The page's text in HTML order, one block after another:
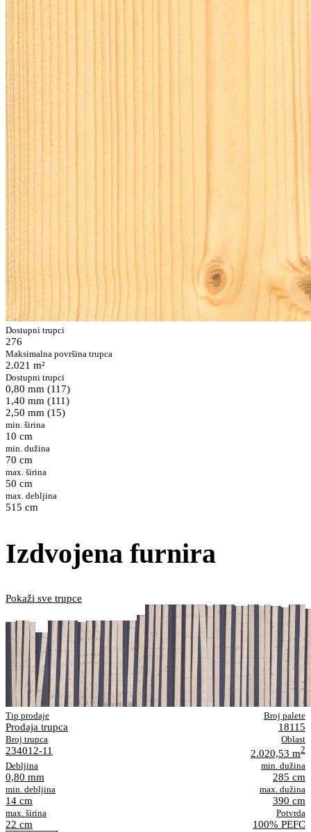
Dostupni trupci
276
Maksimalna površina trupca
2.021 m²
Dostupni trupci
0,80 mm (117)
1,40 mm (111)
2,50 mm (15)
min. širina
10 cm
min. dužina
70 cm
max. širina
50 cm
max. debljina
515 cm
Izdvojena furnira
Pokaži sve trupce
Tip prodaje
Prodaja trupca
Broj palete
18115
Broj trupca
234012-11
Oblast
2.020,53 m2
Debljina
0,80 mm
min. dužina
285 cm
min. debljina
14 cm
max. dužina
390 cm
max. širina
22 cm
Potvrda
100% PEFC